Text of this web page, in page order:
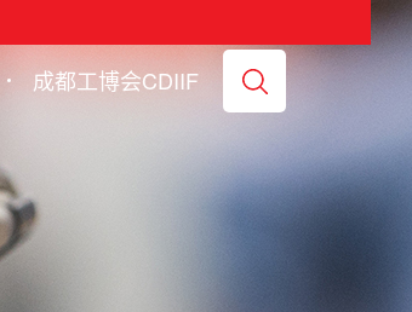
成都工博会CDIIF